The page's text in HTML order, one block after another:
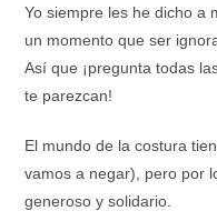
Yo siempre les he dicho a
un momento que ser
Así que ¡pregunta todas
te parezcan!
El mundo de la costura
vamos a negar), pero por
generoso y solidario.